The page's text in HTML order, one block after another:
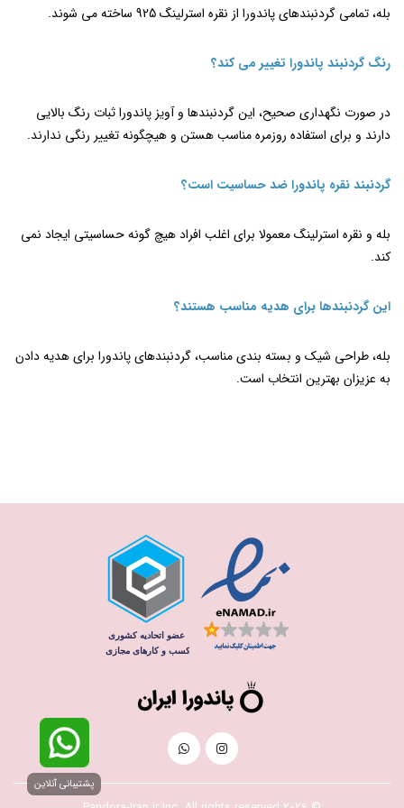
بله، تمامی گردنبندهای پاندورا از نقره استرلینگ 925 ساخته می ‌شوند.
رنگ گردنبند پاندورا تغییر می ‌کند؟
در صورت نگهداری صحیح، این گردنبندها و آویز پاندورا ثبات رنگ بالایی
دارند و برای استفاده روزمره مناسب هستن و هیچگونه تغییر رنگی ندارند.
گردنبند نقره پاندورا ضد حساسیت است؟
بله و نقره استرلینگ معمولا برای اغلب افراد هیچ گونه حساسیتی ایجاد نمی‌
کند.
این گردنبندها برای هدیه مناسب هستند؟
بله، طراحی شیک و بسته ‌بندی مناسب، گردنبندهای پاندورا برای هدیه دادن
به عزیزان بهترین انتخاب است.
پشتیبانی آنلاین